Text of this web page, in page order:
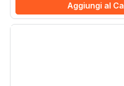
Aggiungi al